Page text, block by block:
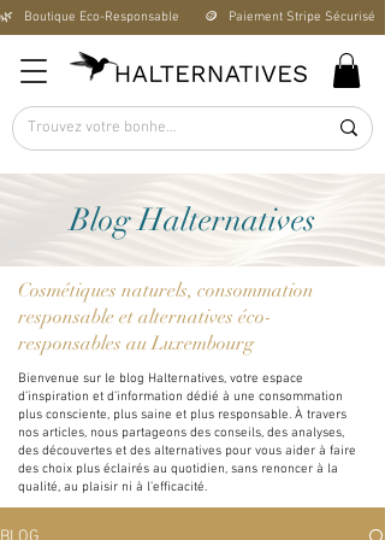
🌿   Boutique Éco-Responsable       🪙   Paiement Stripe
Blog Halternatives
Cosmétiques naturels, consommation
responsable et alternatives éco-
responsables au Luxembourg
Bienvenue sur le blog Halternatives, votre espace
d’inspiration et d’information dédié à une consommation
plus consciente, plus saine et plus responsable. À travers
nos articles, nous partageons des conseils, des analyses,
des découvertes et des alternatives pour vous aider à faire
des choix plus éclairés au quotidien, sans renoncer à la
qualité, au plaisir ni à l’efficacité.